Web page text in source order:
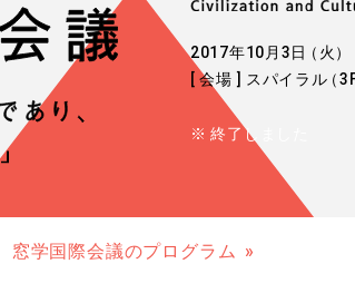
2017年10月3日（火）
[ 会場 ] スパイラ ル（
※ 終了しました
窓学国際会議のプログラム